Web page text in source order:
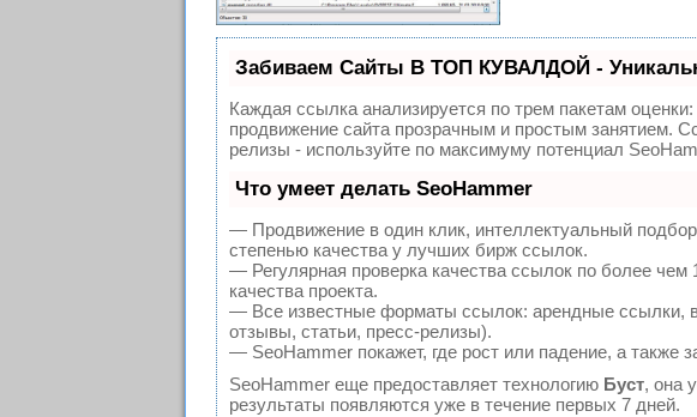
Забиваем Сайты В ТОП КУВАЛДОЙ -
Каждая ссылка анализируется по трем пакетам оценки:
продвижение сайта прозрачным и простым занятием.
релизы - используйте по максимуму потенциал
Что умеет делать SeoHammer
— Продвижение в один клик, интеллектуальный
степенью качества у лучших бирж ссылок.
— Регулярная проверка качества ссылок по более
качества проекта.
— Все известные форматы ссылок: арендные ссылки,
отзывы, статьи, пресс-релизы).
— SeoHammer покажет, где рост или падение, а также
SeoHammer еще предоставляет технологию Буст, она
результаты появляются уже в течение первых 7 дней.